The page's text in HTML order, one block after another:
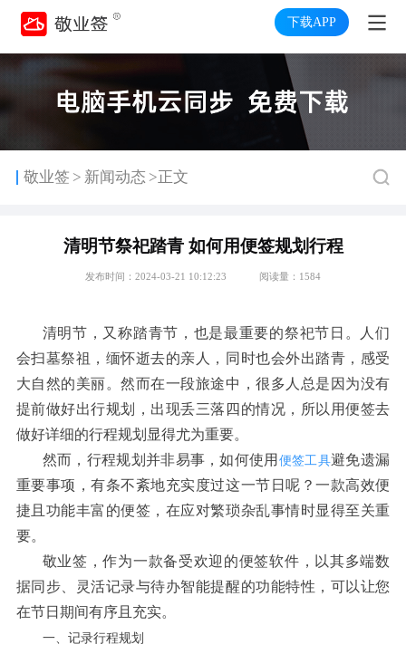
下载APP
敬业签 > 新闻动态 >正文
清明节祭祀踏青 如何用便签规划行程
发布时间：2024-03-21 10:12:23 阅读量：1584
清明节，又称踏青节，也是最重要的祭祀节日。人们
会扫墓祭祖，缅怀逝去的亲人，同时也会外出踏青，感受
大自然的美丽。然而在一段旅途中，很多人总是因为没有
提前做好出行规划，出现丢三落四的情况，所以用便签去
做好详细的行程规划显得尤为重要。
然而，行程规划并非易事，如何使用 便签工具避免遗漏
重要事项，有条不紊地充实度过这一节日呢？一款高效便
捷且功能丰富的便签，在应对繁琐杂乱事情时显得至关重
要。
敬业签，作为一款备受欢迎的便签软件，以其多端数
据同步、灵活记录与待办智能提醒的功能特性，可以让您
在节日期间有序且充实。
一、记录行程规划